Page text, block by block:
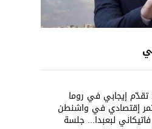
إيجابي في روما
إقتصادي في واشنطن
لبعبدا... جلسة